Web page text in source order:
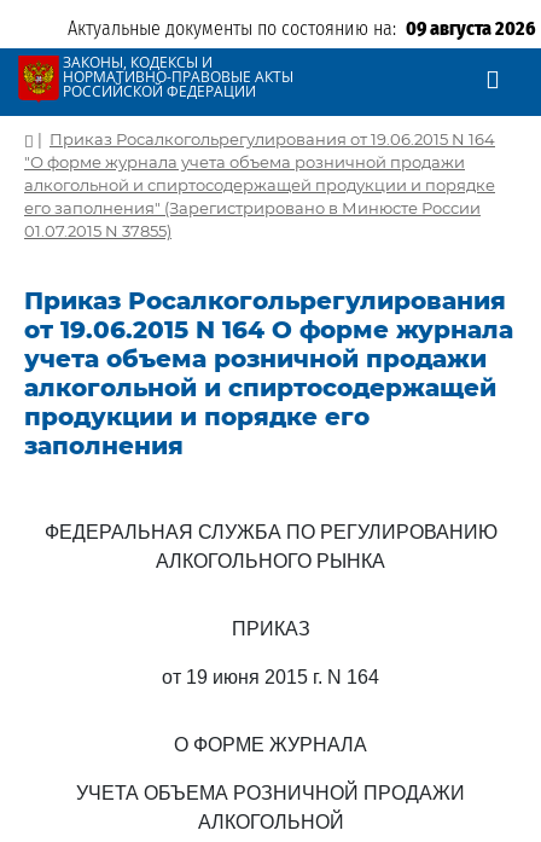
Актуальные документы по состоянию на: 09 августа 2026
ЗАКОНЫ, КОДЕКСЫ И
НОРМАТИВНО-ПРАВОВЫЕ АКТЫ
РОССИЙСКОЙ ФЕДЕРАЦИИ
| Приказ Росалкогольрегулирования от 19.06.2015 N 164
"О форме журнала учета объема розничной продажи
алкогольной и спиртосодержащей продукции и порядке
его заполнения" (Зарегистрировано в Минюсте России
01.07.2015 N 37855)
Приказ Росалкогольрегулирования
от 19.06.2015 N 164 О форме журнала
учета объема розничной продажи
алкогольной и спиртосодержащей
продукции и порядке его
заполнения
ФЕДЕРАЛЬНАЯ СЛУЖБА ПО РЕГУЛИРОВАНИЮ
АЛКОГОЛЬНОГО РЫНКА
ПРИКАЗ
от 19 июня 2015 г. N 164
О ФОРМЕ ЖУРНАЛА
УЧЕТА ОБЪЕМА РОЗНИЧНОЙ ПРОДАЖИ
АЛКОГОЛЬНОЙ